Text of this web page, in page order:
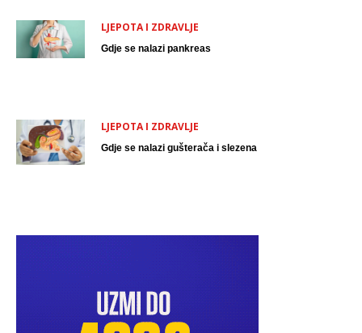
LJEPOTA I ZDRAVLJE
Gdje se nalazi pankreas
LJEPOTA I ZDRAVLJE
Gdje se nalazi gušterača i slezena